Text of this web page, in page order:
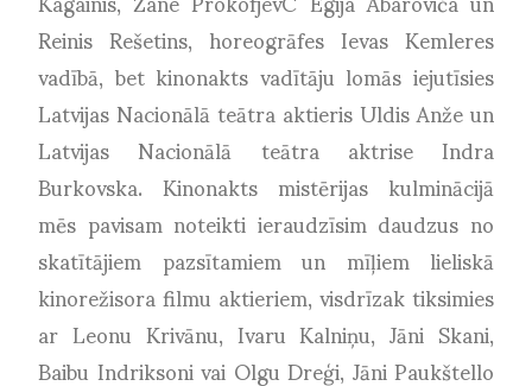
Reinis Rešetins, horeogrāfes Ievas Kemleres
vadībā, bet kinonakts vadītāju lomās iejutīsies
Latvijas Nacionālā teātra aktieris Uldis Anže un
Latvijas Nacionālā teātra aktrise Indra
Burkovska. Kinonakts mistērijas kulminācijā
mēs pavisam noteikti ieraudzīsim daudzus no
skatītājiem pazsītamiem un mīļiem lieliskā
kinorežisora filmu aktieriem, visdrīzak tiksimies
ar Leonu Krivānu, Ivaru Kalniņu, Jāni Skani,
Baibu Indriksoni vai Olgu Dreģi, Jāni Paukštello